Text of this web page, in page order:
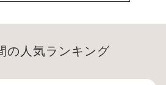
の人気ランキング